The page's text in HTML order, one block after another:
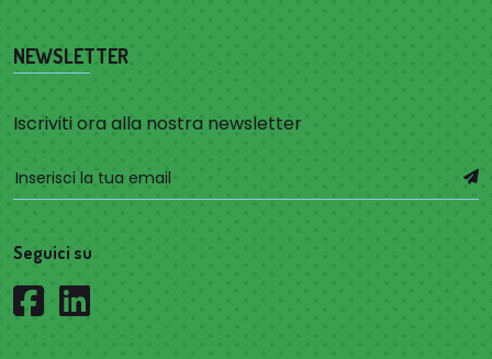
NEWSLETTER
Iscriviti ora alla nostra newsletter
Seguici su